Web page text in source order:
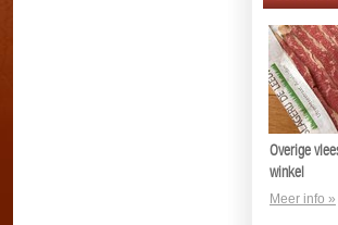
Overige
winkel
Meer info »